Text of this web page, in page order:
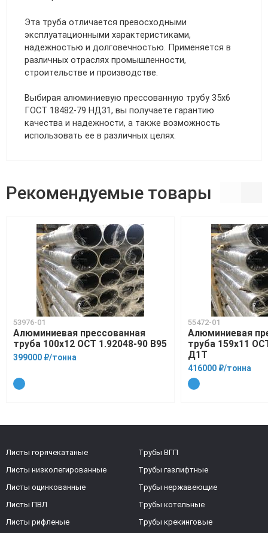
Эта труба отличается превосходными
эксплуатационными характеристиками,
надежностью и долговечностью. Применяется в
различных отраслях промышленности,
строительстве и производстве.
Выбирая алюминиевую прессованную трубу 35х6
ГОСТ 18482-79 НД31, вы получаете гарантию
качества и надежности, а также возможность
использовать ее в различных целях.
Рекомендуемые товары
53976-01
Алюминиевая прессованная
труба 100х12 ОСТ 1.92048-90 В95
399000 ₽/тонна
55472-01
Алюминиевая
труба 159х11
Д1Т
416000 ₽/тонна
Листы горячекатаные
Листы низколегированные
Листы оцинкованные
Листы ПВЛ
Листы рифленые
Трубы ВГП
Трубы газлифтные
Трубы нержавеющие
Трубы котельные
Трубы крекинговые